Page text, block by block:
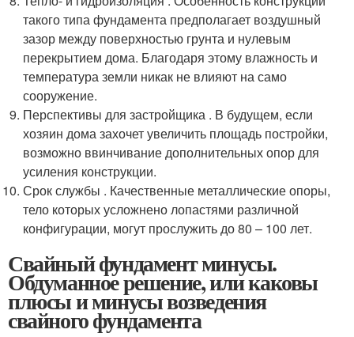
такого типа фундамента предполагает воздушный
зазор между поверхностью грунта и нулевым
перекрытием дома. Благодаря этому влажность и
температура земли никак не влияют на само
сооружение.
Перспективы для застройщика . В будущем, если
хозяин дома захочет увеличить площадь постройки,
возможно ввинчивание дополнительных опор для
усиления конструкции.
Срок службы . Качественные металлические опоры,
тело которых усложнено лопастями различной
конфигурации, могут прослужить до 80 – 100 лет.
Свайный фундамент минусы.
Обдуманное решение, или каковы
плюсы и минусы возведения
свайного фундамента